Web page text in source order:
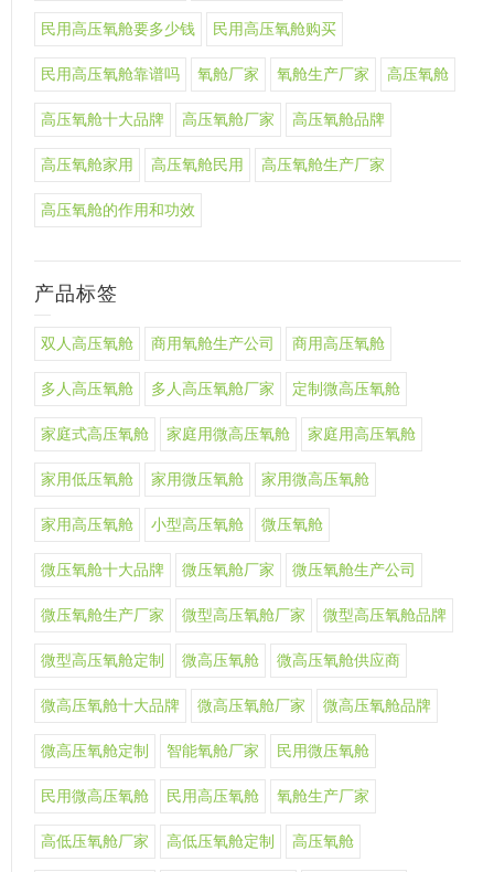
民用高压氧舱要多少钱 民用高压氧舱购买
民用高压氧舱靠谱吗 氧舱厂家 氧舱生产厂家 高压氧舱
高压氧舱十大品牌 高压氧舱厂家 高压氧舱品牌
高压氧舱家用 高压氧舱民用 高压氧舱生产厂家
高压氧舱的作用和功效
产品标签
双人高压氧舱 商用氧舱生产公司 商用高压氧舱
多人高压氧舱 多人高压氧舱厂家 定制微高压氧舱
家庭式高压氧舱 家庭用微高压氧舱 家庭用高压氧舱
家用低压氧舱 家用微压氧舱 家用微高压氧舱
家用高压氧舱 小型高压氧舱 微压氧舱
微压氧舱十大品牌 微压氧舱厂家 微压氧舱生产公司
微压氧舱生产厂家 微型高压氧舱厂家 微型高压氧舱品牌
微型高压氧舱定制 微高压氧舱 微高压氧舱供应商
微高压氧舱十大品牌 微高压氧舱厂家 微高压氧舱品牌
微高压氧舱定制 智能氧舱厂家 民用微压氧舱
民用微高压氧舱 民用高压氧舱 氧舱生产厂家
高低压氧舱厂家 高低压氧舱定制 高压氧舱